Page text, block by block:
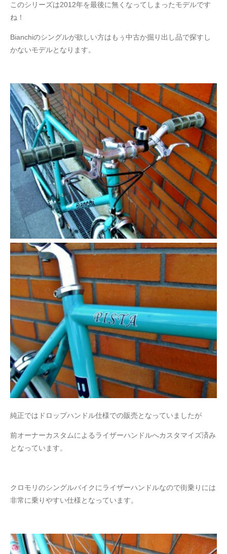
このシリーズは2012年を最後に無くなってしまったモデルです
ね！
Bianchiのシングルが欲しい方はもぅ中古か掘り出し品で探すし
かないモデルとなります。
純正ではドロップハンドル仕様での販売となっていましたが
前オーナーカスタムによるライザーハンドルへカスタマイズ済み
となっています。
クロモリのシングルバイクにライザーハンドルなので街乗りには
非常に乗りやすい仕様となっています。